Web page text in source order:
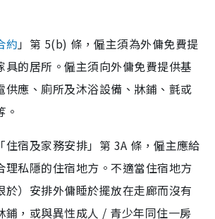
約 」第 5(b) 條，僱主須為外傭免費提
具的居所。僱主須向外傭免費提供基
供應、廁所及沐浴設備、牀鋪、氈或
住宿及家務安排」第 3A 條，僱主應給
理私隱的住宿地方。不適當住宿地方
於）安排外傭睡於擺放在走廊而沒有
鋪，或與異性成人 / 青少年同住一房